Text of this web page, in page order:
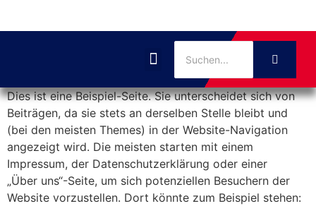
Dies ist eine Beispiel-Seite. Sie unterscheidet sich von
Beiträgen, da sie stets an derselben Stelle bleibt und
(bei den meisten Themes) in der Website-Navigation
angezeigt wird. Die meisten starten mit einem
Impressum, der Datenschutzerklärung oder einer
„Über uns“-Seite, um sich potenziellen Besuchern der
Website vorzustellen. Dort könnte zum Beispiel stehen: